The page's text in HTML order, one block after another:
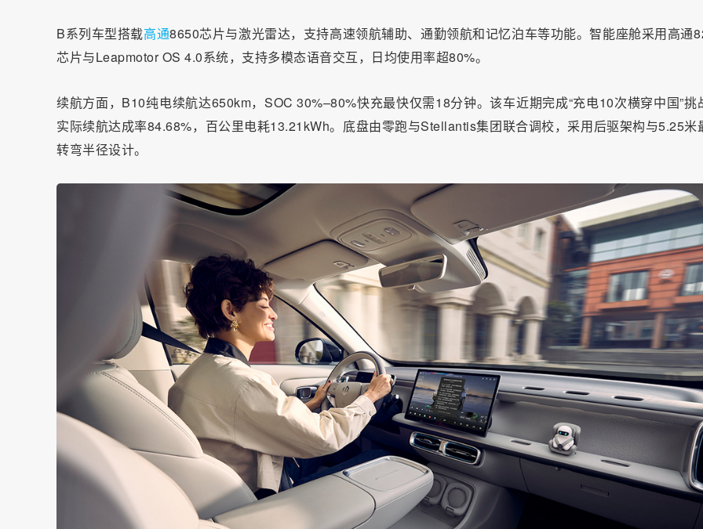
B系列车型搭载高通8650芯片与激光雷达，支持高速领航辅助、通勤领航和记忆泊车等功能。智能座舱采用高通
芯片与Leapmotor OS 4.0系统，支持多模态语音交互，日均使用率超80%。
续航方面，B10纯电续航达650km，SOC 30%–80%快充最快仅需18分钟。该车近期完成“充电10次横穿中国”挑
实际续航达成率84.68%，百公里电耗13.21kWh。底盘由零跑与Stellantis集团联合调校，采用后驱架构与5.25米
转弯半径设计。